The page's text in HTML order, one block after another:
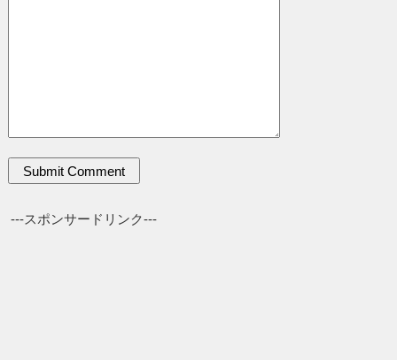
---スポンサードリンク---